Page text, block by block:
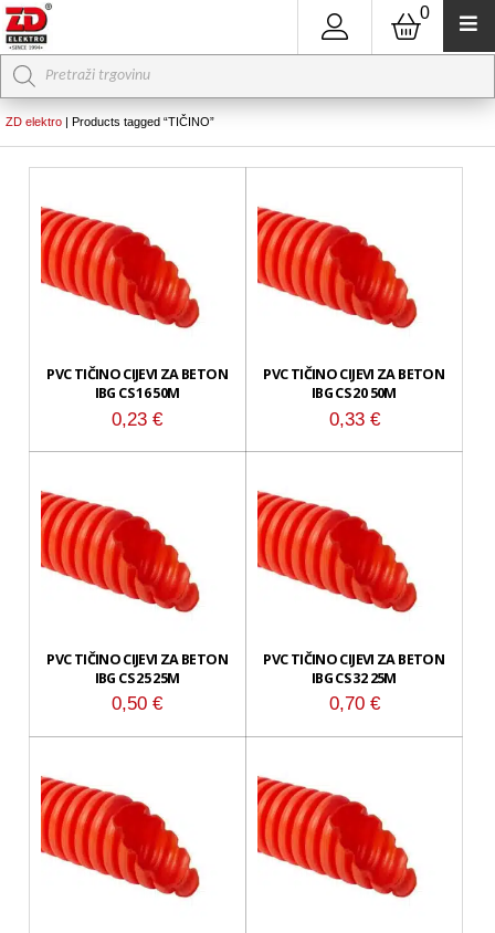
0
Products
search
ZD elektro | Products tagged “TIČINO”
PVC TIČINO CIJEVI ZA BETON
IBG CS 16 50M
0,23€
PVC TIČINO CIJEVI ZA BETON
IBG CS 20 50M
0,33 €
PVC TIČINO CIJEVI ZA BETON
IBG CS 25 25M
0,50€
PVC TIČINO CIJEVI ZA BETON
IBG CS 32 25M
0,70 €